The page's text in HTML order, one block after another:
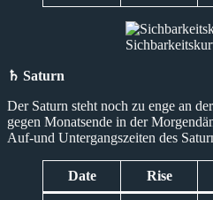
♄ Saturn
Der Saturn steht noch zu enge an
gegen Monatsende in der
Auf-und Untergangszeiten des
Date Rise